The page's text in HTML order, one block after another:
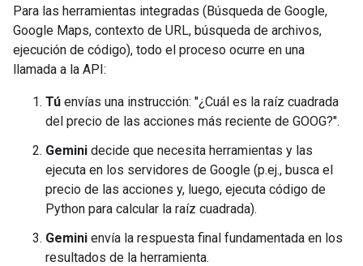
Para las herramientas integradas (Búsqueda de Google,
Google Maps, contexto de URL, búsqueda de archivos,
ejecución de código), todo el proceso ocurre en una
llamada a la API:
Tú envías una instrucción: "¿Cuál es la raíz cuadrada
del precio de las acciones más reciente de GOOG?".
Gemini decide que necesita herramientas y las
ejecuta en los servidores de Google (p.ej., busca el
precio de las acciones y, luego, ejecuta código de
Python para calcular la raíz cuadrada).
Gemini envía la respuesta final fundamentada en los
resultados de la herramienta.